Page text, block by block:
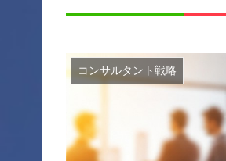
コンサルタント戦略